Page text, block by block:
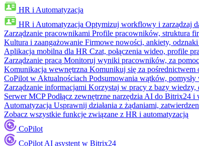
HR i Automatyzacja
HR i Automatyzacja Optymizuj workflowy i zarządzaj
Zarządzanie pracownikami Profile pracowników, struktura
Kultura i zaangażowanie Firmowe nowości, ankiety,
Aplikacja mobilna dla HR Czat, połączenia wideo, profile
Zarządzanie pracą Monitoruj wyniki pracowników, za
Komunikacja wewnętrzna Komunikuj się za pośrednictwem
CoPilot w Aktualnościach Podsumowania wątków,
Zarządzanie informacjami Korzystaj w pracy z bazy
Serwer MCP Podłącz zewnętrzne narzędzia AI do Bitrix24
Automatyzacja Usprawnij działania z żądaniami,
Zobacz wszystkie funkcje związane z HR i automatyzacją
CoPilot
CoPilot AI asystent w Bitrix24